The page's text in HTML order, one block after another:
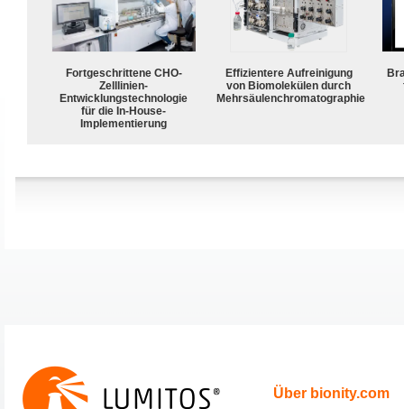
Fortgeschrittene CHO-
Zelllinien-
Entwicklungstechnologie
für die In-House-
Implementierung
Effizientere Aufreinigung
von Biomolekülen durch
Mehrsäulenchromatographie
Über bionity.com